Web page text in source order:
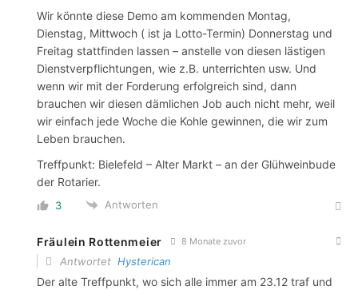
Wir könnte diese Demo am kommenden Montag,
Dienstag, Mittwoch ( ist ja Lotto-Termin) Donnerstag und
Freitag stattfinden lassen – anstelle von diesen lästigen
Dienstverpflichtungen, wie z.B. unterrichten usw. Und
wenn wir mit der Forderung erfolgreich sind, dann
brauchen wir diesen dämlichen Job auch nicht mehr, weil
wir einfach jede Woche die Kohle gewinnen, die wir zum
Leben brauchen.
Treffpunkt: Bielefeld – Alter Markt – an der Glühweinbude
der Rotarier.
3 Antworten
Fräulein Rottenmeier 8 Monate zuvor
Antwortet Hysterican
Der alte Treffpunkt, wo sich alle immer am 23.12 traf und